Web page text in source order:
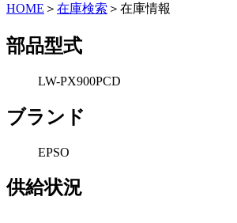
HOME ＞ 在庫検索 ＞在庫情報
部品型式
LW-PX900PCD
ブランド
EPSO
供給状況